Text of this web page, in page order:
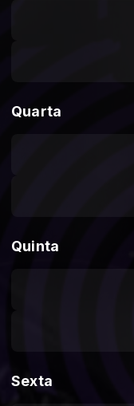
Quarta
Quinta
Sexta